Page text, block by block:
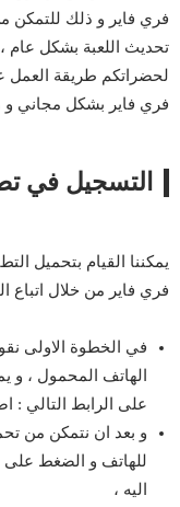
فري فاير و ذلك للتمكن
تحديث اللعبة بشكل عام
لحضراتكم طريقة العمل
فري فاير بشكل مجاني
التسجيل في
يمكننا القيام بتحميل
فري فاير من خلال اتباع
الهاتف المحمول ، و
على الرابط التالي :
و بعد ان نتمكن من
للهاتف و الضغط على
اليه ،